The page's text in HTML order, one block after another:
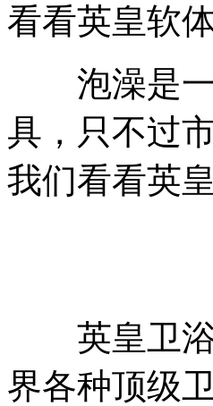
看看英皇软
泡澡是一
具，只不过
我们看看英
英皇卫浴
界各种顶级